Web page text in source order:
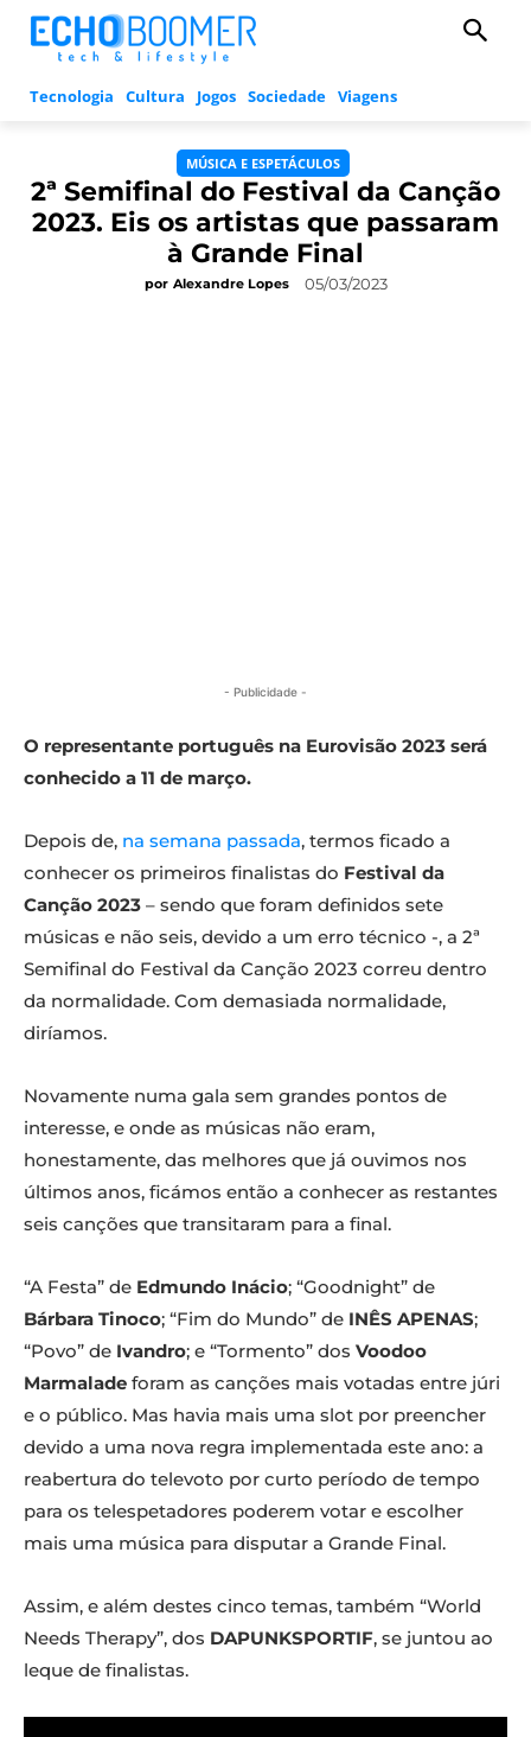
Tecnologia Cultura Jogos Sociedade Viagens
MÚSICA E ESPETÁCULOS
2ª Semifinal do Festival da Canção
2023. Eis os artistas que passaram
à Grande Final
por Alexandre Lopes 05/03/2023
- Publicidade -
O representante português na Eurovisão 2023 será
conhecido a 11 de março.
Depois de, na semana passada, termos ficado a
conhecer os primeiros finalistas do Festival da
Canção 2023 – sendo que foram definidos sete
músicas e não seis, devido a um erro técnico -, a 2ª
Semifinal do Festival da Canção 2023 correu dentro
da normalidade. Com demasiada normalidade,
diríamos.
Novamente numa gala sem grandes pontos de
interesse, e onde as músicas não eram,
honestamente, das melhores que já ouvimos nos
últimos anos, ficámos então a conhecer as restantes
seis canções que transitaram para a final.
“A Festa” de Edmundo Inácio; “Goodnight” de
Bárbara Tinoco; “Fim do Mundo” de INÊS APENAS;
“Povo” de Ivandro; e “Tormento” dos Voodoo
Marmalade foram as canções mais votadas entre júri
e o público. Mas havia mais uma slot por preencher
devido a uma nova regra implementada este ano: a
reabertura do televoto por curto período de tempo
para os telespetadores poderem votar e escolher
mais uma música para disputar a Grande Final.
Assim, e além destes cinco temas, também “World
Needs Therapy”, dos DAPUNKSPORTIF, se juntou ao
leque de finalistas.